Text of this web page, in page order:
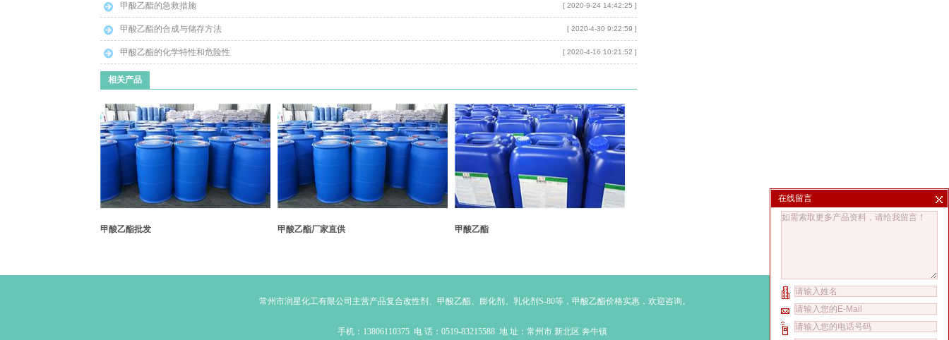
甲酸乙酯的急救措施 [ 2020-9-24 14:42:25 ]
甲酸乙酯的合成与储存方法 [ 2020-4-30 9:22:59 ]
甲酸乙酯的化学特性和危险性 [ 2020-4-16 10:21:52 ]
相关产品
甲酸乙酯批发 甲酸乙酯厂家直供 甲酸乙酯
常州市润星化工有限公司主营产品复合改性剂 、 甲酸乙酯、膨化剂、乳化剂S-80等， 甲酸乙酯价格实惠，欢迎咨询。
手机：13806110375 电 话：0519-83215588 地 址：常州市 新北区 奔牛镇
在线留言